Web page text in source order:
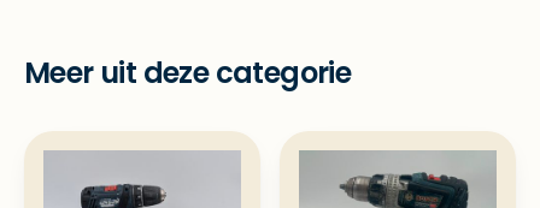
Meer uit deze categorie